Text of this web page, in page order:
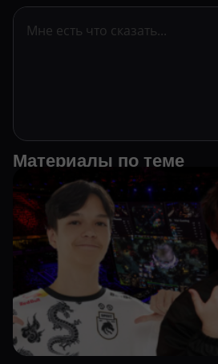
Материалы по теме